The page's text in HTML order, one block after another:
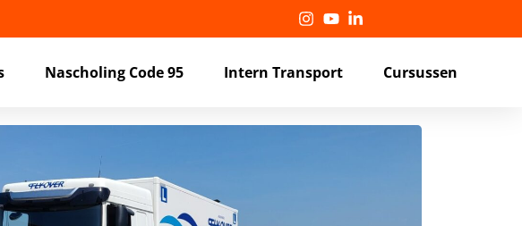
Nascholing Code 95 Intern Transport Cursussen